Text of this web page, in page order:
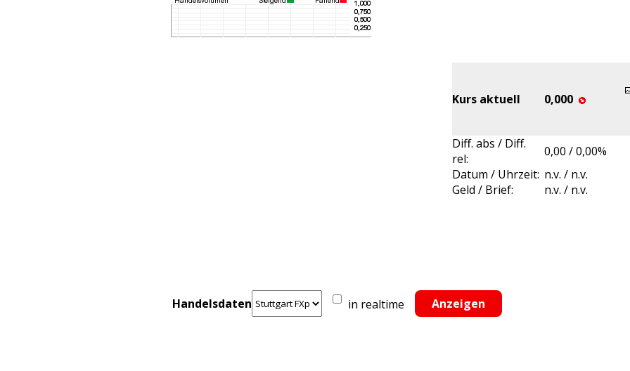
Kurs aktuell 0,000
Diff. abs / Diff.
rel:
0,00 / 0,00%
Datum / Uhrzeit: n.v. / n.v.
Geld / Brief:
n.v. / n.v.
Handelsdaten in realtime